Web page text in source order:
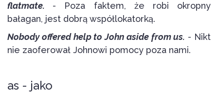
flatmate. - Poza faktem, że robi okropny
bałagan, jest dobrą współlokatorką.
Nobody offered help to John aside from us. - Nikt
nie zaoferował Johnowi pomocy poza nami.
as - jako